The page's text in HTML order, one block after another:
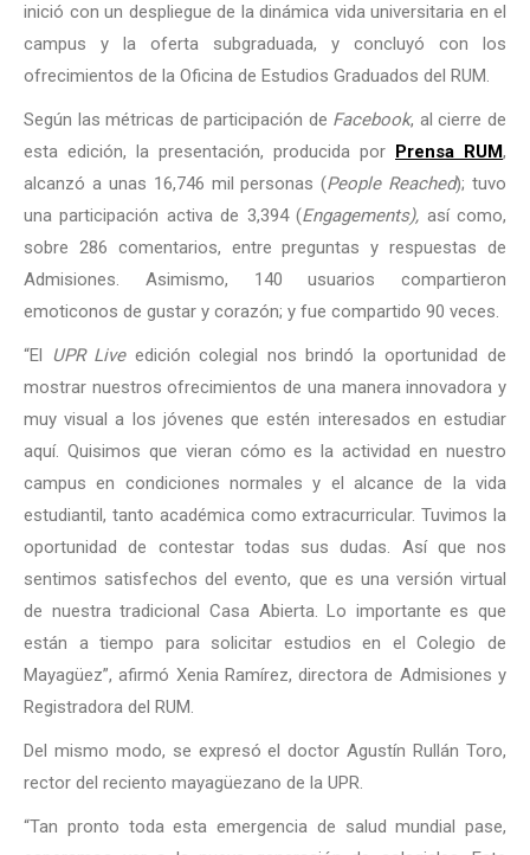
inició con un despliegue de la dinámica vida universitaria en el
campus y la oferta subgraduada, y concluyó con los
ofrecimientos de la Oficina de Estudios Graduados del RUM.
Según las métricas de participación de Facebook, al cierre de
esta edición, la presentación, producida por Prensa RUM,
alcanzó a unas 16,746 mil personas (People Reached); tuvo
una participación activa de 3,394 (Engagements), así como,
sobre 286 comentarios, entre preguntas y respuestas de
Admisiones. Asimismo, 140 usuarios compartieron
emoticonos de gustar y corazón; y fue compartido 90 veces.
“El UPR Liveedición colegial nos brindó la oportunidad de
mostrar nuestros ofrecimientos de una manera innovadora y
muy visual a los jóvenes que estén interesados en estudiar
aquí. Quisimos que vieran cómo es la actividad en nuestro
campus en condiciones normales y el alcance de la vida
estudiantil, tanto académica como extracurricular. Tuvimos la
oportunidad de contestar todas sus dudas. Así que nos
sentimos satisfechos del evento, que es una versión virtual
de nuestra tradicional Casa Abierta. Lo importante es que
están a tiempo para solicitar estudios en el Colegio de
Mayagüez”, afirmó Xenia Ramírez, directora de Admisiones y
Registradora del RUM.
Del mismo modo, se expresó el doctor Agustín Rullán Toro,
rector del reciento mayagüezano de la UPR.
“Tan pronto toda esta emergencia de salud mundial pase,